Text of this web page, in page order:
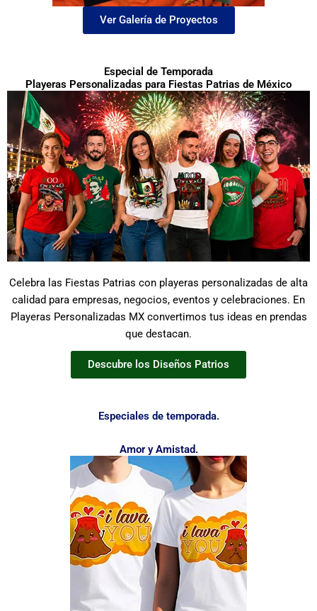
Ver Galería de Proyectos
Especial de Temporada
Playeras Personalizadas para Fiestas Patrias de México
Celebra las Fiestas Patrias con playeras personalizadas de alta
calidad para empresas, negocios, eventos y celebraciones. En
Playeras Personalizadas MX convertimos tus ideas en prendas
que destacan.
Descubre los Diseños Patrios
Especiales de temporada.
Amor y Amistad.